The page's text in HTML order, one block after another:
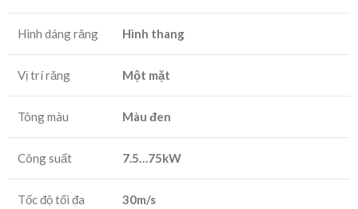
Hình dáng răng Hình thang
Vị trí răng Một mặt
Tông màu Màu đen
Công suất 7.5…75kW
Tốc độ tối đa 30m/s